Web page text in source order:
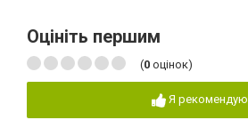
Оцініть першим
(0 оцінок)
Я рекомендую